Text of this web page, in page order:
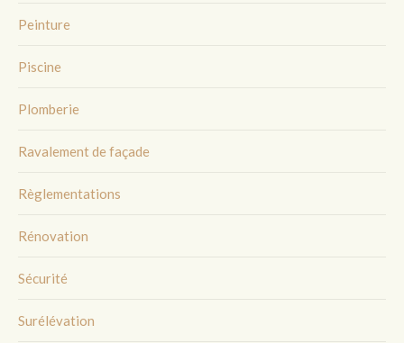
Peinture
Piscine
Plomberie
Ravalement de façade
Règlementations
Rénovation
Sécurité
Surélévation